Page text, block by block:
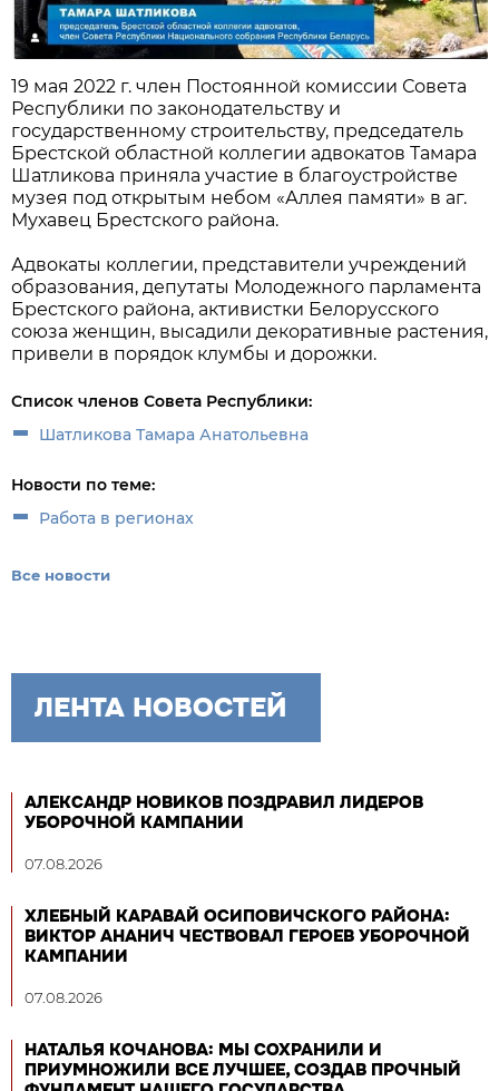
19 мая 2022 г. член Постоянной комиссии Совета
Республики по законодательству и
государственному строительству, председатель
Брестской областной коллегии адвокатов Тамара
Шатликова приняла участие в благоустройстве
музея под открытым небом «Аллея памяти» в аг.
Мухавец Брестского района.
Адвокаты коллегии, представители учреждений
образования, депутаты Молодежного парламента
Брестского района, активистки Белорусского
союза женщин, высадили декоративные растения,
привели в порядок клумбы и дорожки.
Список членов Совета Республики:
Шатликова Тамара Анатольевна
Новости по теме:
Работа в регионах
Все новости
ЛЕНТА НОВОСТЕЙ
АЛЕКСАНДР НОВИКОВ ПОЗДРАВИЛ ЛИДЕРОВ
УБОРОЧНОЙ КАМПАНИИ
07.08.2026
ХЛЕБНЫЙ КАРАВАЙ ОСИПОВИЧСКОГО РАЙОНА:
ВИКТОР АНАНИЧ ЧЕСТВОВАЛ ГЕРОЕВ УБОРОЧНОЙ
КАМПАНИИ
07.08.2026
НАТАЛЬЯ КОЧАНОВА: МЫ СОХРАНИЛИ И
ПРИУМНОЖИЛИ ВСЕ ЛУЧШЕЕ, СОЗДАВ ПРОЧНЫЙ